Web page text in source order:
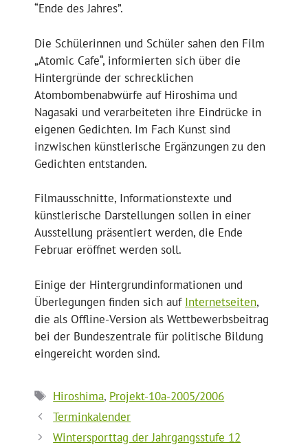
“Ende des Jahres”.
Die Schülerinnen und Schüler sahen den Film
„Atomic Cafe“, informierten sich über die
Hintergründe der schrecklichen
Atombombenabwürfe auf Hiroshima und
Nagasaki und verarbeiteten ihre Eindrücke in
eigenen Gedichten. Im Fach Kunst sind
inzwischen künstlerische Ergänzungen zu den
Gedichten entstanden.
Filmausschnitte, Informationstexte und
künstlerische Darstellungen sollen in einer
Ausstellung präsentiert werden, die Ende
Februar eröffnet werden soll.
Einige der Hintergrundinformationen und
Überlegungen finden sich auf Internetseiten,
die als Offline-Version als Wettbewerbsbeitrag
bei der Bundeszentrale für politische Bildung
eingereicht worden sind.
Schlagwörter
Hiroshima, Projekt-10a-2005/2006
Terminkalender
Wintersporttag der Jahrgangsstufe 12